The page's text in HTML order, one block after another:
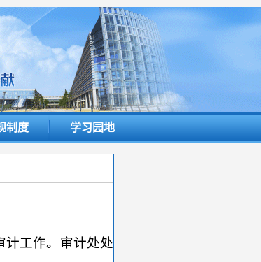
制度 学习园地
计工作。审计处处